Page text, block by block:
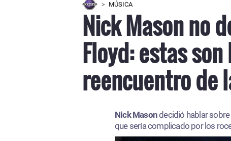
MÚSICA
Nick Mason no
Floyd: estas
reencuentro de
Nick Masondecidió hablar
que sería complicado por los